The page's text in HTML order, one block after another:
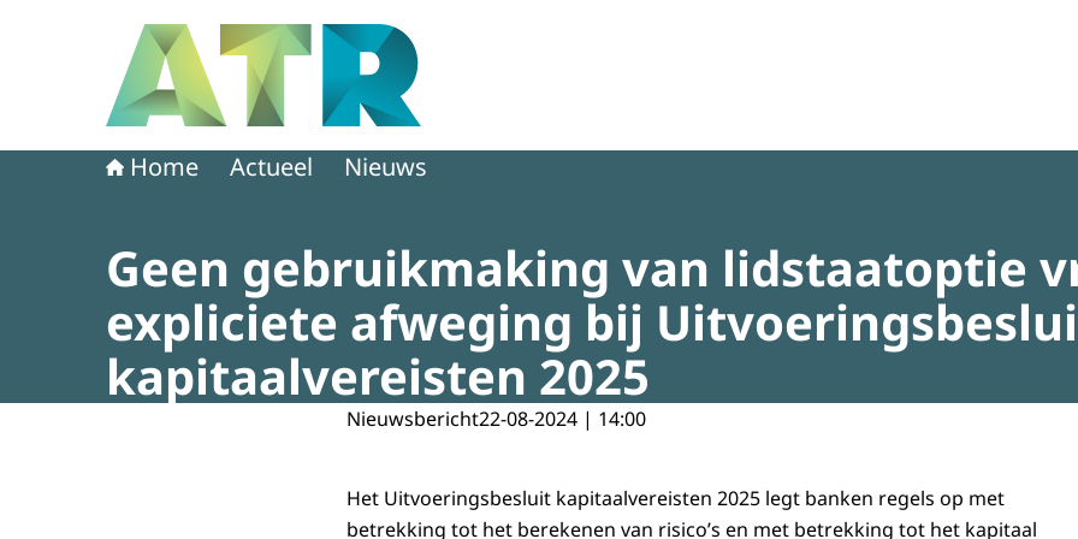
Home Actueel Nieuws
Geen gebruikmaking van lidstaatoptie
expliciete afweging bij
kapitaalvereisten 2025
Nieuwsbericht22-08-2024 | 14:00
Het Uitvoeringsbesluit kapitaalvereisten 2025 legt banken regels op met
betrekking tot het berekenen van risico’s en met betrekking tot het kapitaal